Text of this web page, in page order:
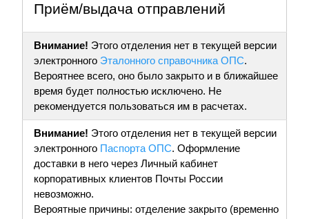
Приём/выдача отправлений
Внимание! Этого отделения нет в текущей версии
электронного Эталонного справочника ОПС.
Вероятнее всего, оно было закрыто и в ближайшее
время будет полностью исключено. Не
рекомендуется пользоваться им в расчетах.
Внимание! Этого отделения нет в текущей версии
электронного Паспорта ОПС. Оформление
доставки в него через Личный кабинет
корпоративных клиентов Почты России
невозможно.
Вероятные причины: отделение закрыто (временно